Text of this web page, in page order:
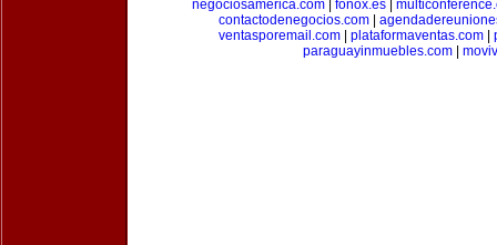
negociosamerica.com| fonox.es|
contactodenegocios.com|
ventasporemail.com| plataformaventas.com|
paraguayinmuebles.com